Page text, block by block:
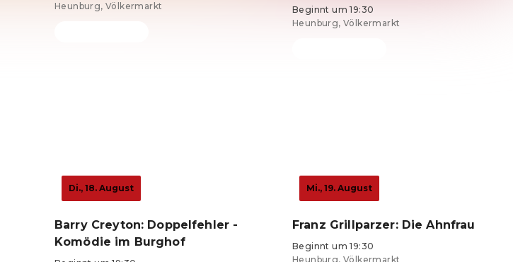
Heunburg, Völkermarkt
Beginnt um 19:30
Heunburg, Völkermarkt
Di., 18. August
Barry Creyton: Doppelfehler -
Komödie im Burghof
Mi., 19. August
Franz Grillparzer: Die Ahnfrau
Beginnt um 19:30
Heunburg, Völkermarkt